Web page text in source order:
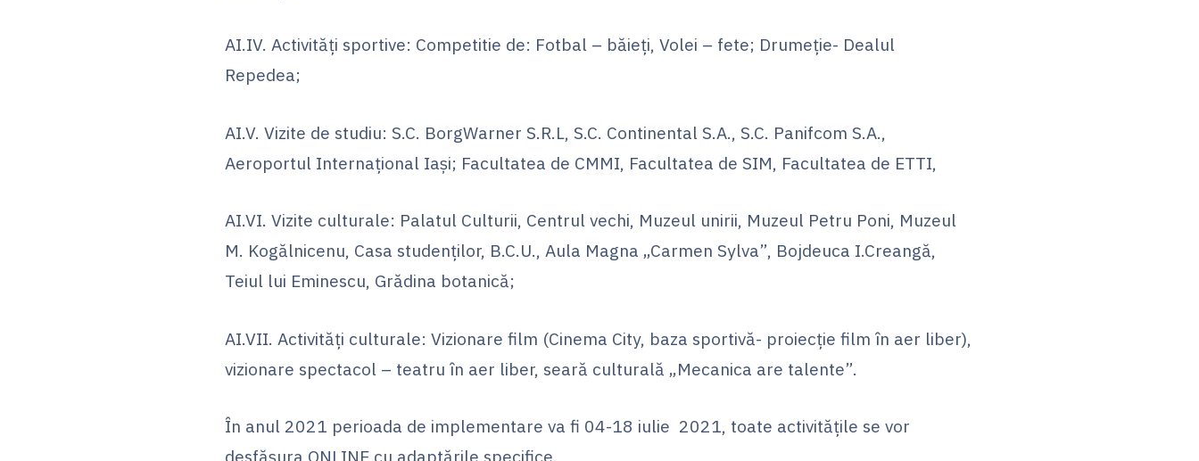
AI.IV. Activităţi sportive: Competitie de: Fotbal – băieţi, Volei – fete; Drumeţie- Dealul
Repedea;
AI.V. Vizite de studiu: S.C. BorgWarner S.R.L, S.C. Continental S.A., S.C. Panifcom S.A.,
Aeroportul Internaţional Iaşi; Facultatea de CMMI, Facultatea de SIM, Facultatea de ETTI,
AI.VI. Vizite culturale: Palatul Culturii, Centrul vechi, Muzeul unirii, Muzeul Petru Poni, Muzeul
M. Kogălnicenu, Casa studenţilor, B.C.U., Aula Magna „Carmen Sylva”, Bojdeuca I.Creangă,
Teiul lui Eminescu, Grădina botanică;
AI.VII. Activităţi culturale: Vizionare film (Cinema City, baza sportivă- proiecţie film în aer liber),
vizionare spectacol – teatru în aer liber, seară culturală „Mecanica are talente”.
În anul 2021 perioada de implementare va fi 04-18 iulie 2021, toate activitățile se vor
desfășura ONLINE cu adaptările specifice.